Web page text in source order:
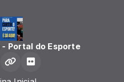
- Portal do Esporte